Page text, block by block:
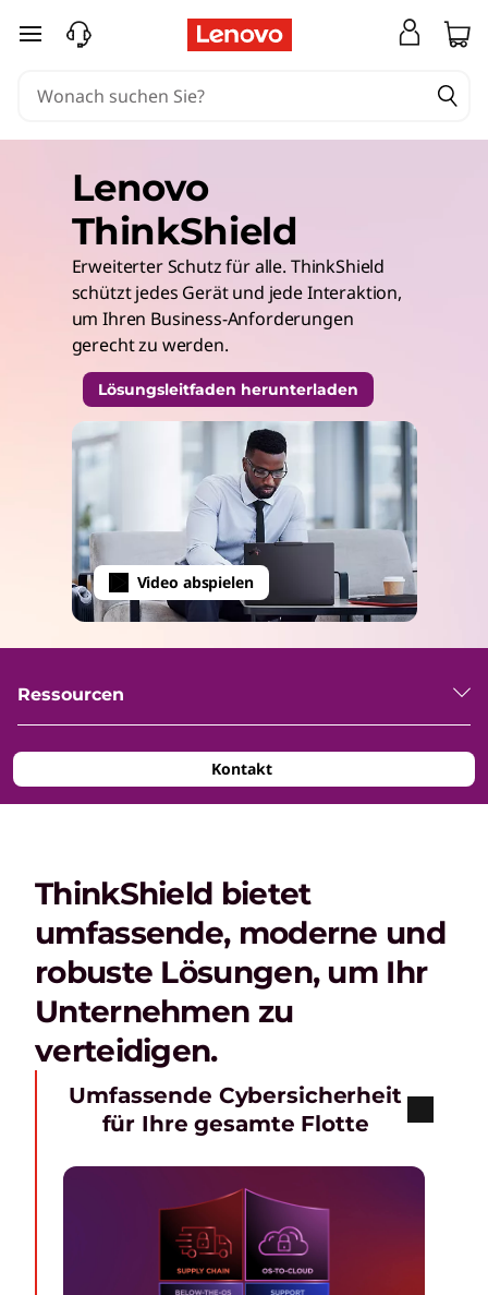
zum Hauptinhalt springen
Lenovo
ThinkShield
Erweiterter Schutz für alle. ThinkShield
schützt jedes Gerät und jede Interaktion,
um Ihren Business-Anforderungen
gerecht zu werden.
Lösungsleitfaden herunterladen
Video abspielen
Ressourcen
Kontakt
ThinkShield bietet
umfassende, moderne und
robuste Lösungen, um Ihr
Unternehmen zu
verteidigen.
Umfassende Cybersicherheit
für Ihre gesamte Flotte